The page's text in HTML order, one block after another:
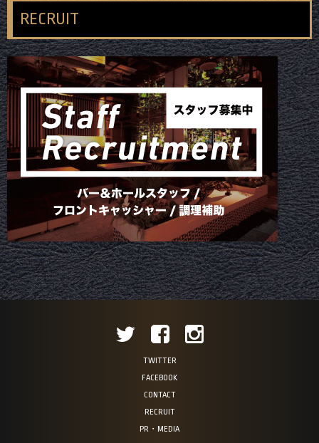
RECRUIT
TWITTER
FACEBOOK
CONTACT
RECRUIT
PR・MEDIA